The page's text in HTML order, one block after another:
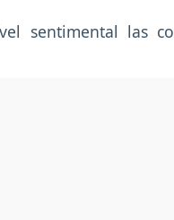
sentimental las